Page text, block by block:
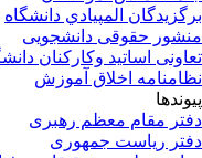
المپيادي دانشگاه
حقوقی دانشجویی
اساتید وکارکنان
اخلاق آموزش
مقام معظم رهبری
ریاست جمهوری